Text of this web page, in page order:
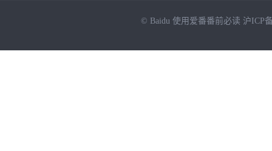
© Baidu 使用爱番番前必读 沪ICP